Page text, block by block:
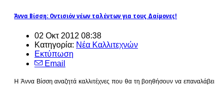
Άννα Βίσση: Οντισιόν νέων ταλέντων για τους Δαίμονες!
02 Οκτ 2012 08:38
Κατηγορία: Νέα Καλλιτεχνών
Εκτύπωση
Email
H Άννα Βίσση αναζητά καλλιτέχνες που θα τη βοηθήσουν να